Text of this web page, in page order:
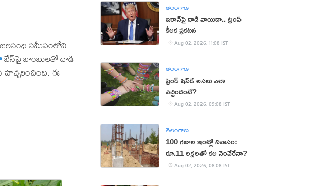
సమీపంలోని
బేస్‌పై బాంబులతో దాడి
హెచ్చరించింది. ఈ
తెలంగాణ
ఇరాన్‌పై దాడి వాయిదా.. ట్రంప్
కీలక ప్రకటన
Aug 02, 2026, 11:08 IST
తెలంగాణ
ఫ్రెండ్ షిప్‌డే అసలు ఎలా
వచ్చిందంటే?
Aug 02, 2026, 09:08 IST
తెలంగాణ
100 గజాల ఇంట్లో నివాసం:
రూ.11 లక్షలతో కల నెరవేరేనా?
Aug 02, 2026, 08:08 IST